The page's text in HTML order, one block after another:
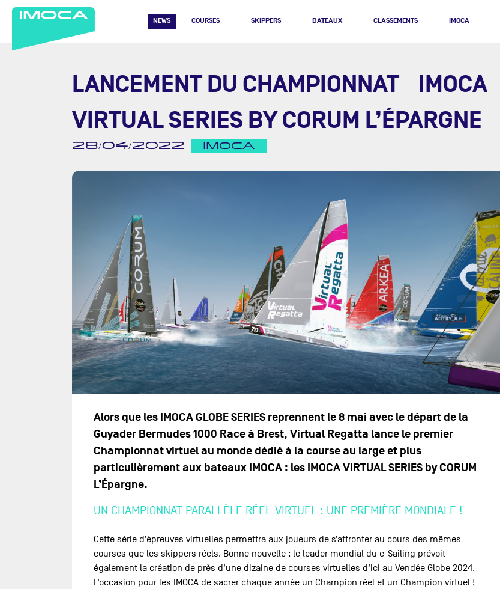
NEWS COURSES SKIPPERS BATEAUX CLASSEMENTS IMOCA
LANCEMENT DU CHAMPIONNAT IMOCA
VIRTUAL SERIES BY CORUM L’ÉPARGNE
28/04/2022 IMOCA
Alors que les IMOCA GLOBE SERIES reprennent le 8 mai avec le départ de la
Guyader Bermudes 1000 Race à Brest, Virtual Regatta lance le premier
Championnat virtuel au monde dédié à la course au large et plus
particulièrement aux bateaux IMOCA : les IMOCA VIRTUAL SERIES by CORUM
L’Épargne.
UN CHAMPIONNAT PARALLÈLE RÉEL-VIRTUEL : UNE PREMIÈRE MONDIALE !
Cette série d’épreuves virtuelles permettra aux joueurs de s’affronter au cours des mêmes
courses que les skippers réels. Bonne nouvelle : le leader mondial du e-Sailing prévoit
également la création de près d’une dizaine de courses virtuelles d’ici au Vendée Globe 2024.
L’occasion pour les IMOCA de sacrer chaque année un Champion réel et un Champion virtuel !